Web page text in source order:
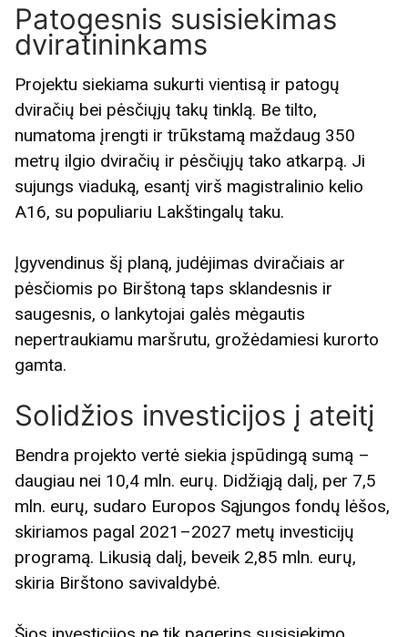
Patogesnis susisiekimas
dviratininkams
Projektu siekiama sukurti vientisą ir patogų
dviračių bei pėsčiųjų takų tinklą. Be tilto,
numatoma įrengti ir trūkstamą maždaug 350
metrų ilgio dviračių ir pėsčiųjų tako atkarpą. Ji
sujungs viaduką, esantį virš magistralinio kelio
A16, su populiariu Lakštingalų taku.
Įgyvendinus šį planą, judėjimas dviračiais ar
pėsčiomis po Birštoną taps sklandesnis ir
saugesnis, o lankytojai galės mėgautis
nepertraukiamu maršrutu, grožėdamiesi kurorto
gamta.
Solidžios investicijos į ateitį
Bendra projekto vertė siekia įspūdingą sumą –
daugiau nei 10,4 mln. eurų. Didžiąją dalį, per 7,5
mln. eurų, sudaro Europos Sąjungos fondų lėšos,
skiriamos pagal 2021–2027 metų investicijų
programą. Likusią dalį, beveik 2,85 mln. eurų,
skiria Birštono savivaldybė.